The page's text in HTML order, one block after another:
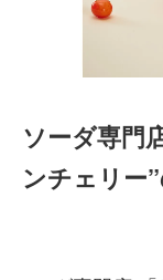
ソーダ専門
ンチェリー